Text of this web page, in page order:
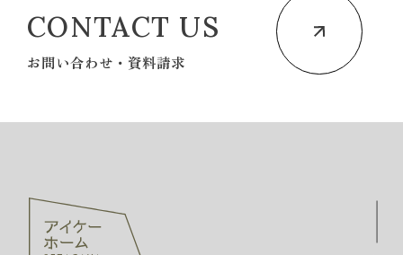
CONTACT US
お問い合わせ・資料請求